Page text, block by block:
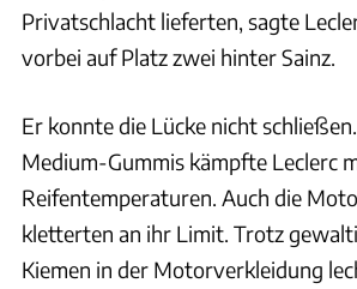
Privatschlacht lieferten, sagte
vorbei auf Platz zwei hinter Sainz.
Er konnte die Lücke nicht
Medium-Gummis kämpfte Leclerc
Reifentemperaturen. Auch die
kletterten an ihr Limit. Trotz
Kiemen in der Motorverkleidung